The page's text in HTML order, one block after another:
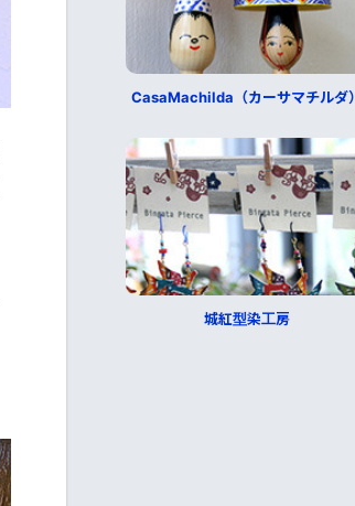
CasaMachilda（カーサマチルダ）
城紅型染工房